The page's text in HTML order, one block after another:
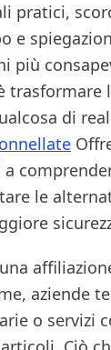
pratici,
e
più
trasformare
di
le
aziende
o servizi